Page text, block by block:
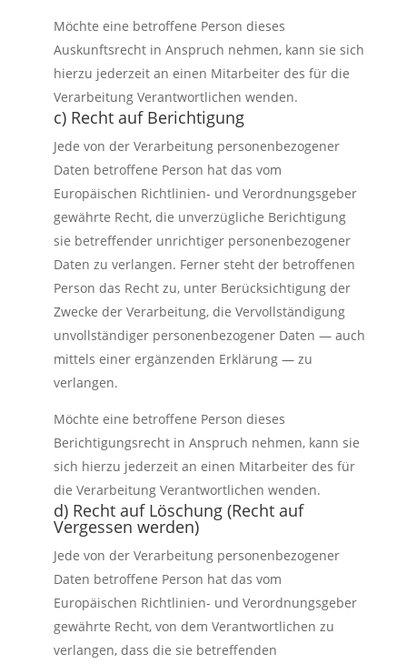
Möchte eine betroffene Person dieses
Auskunftsrecht in Anspruch nehmen, kann sie sich
hierzu jederzeit an einen Mitarbeiter des für die
Verarbeitung Verantwortlichen wenden.
c) Recht auf Berichtigung
Jede von der Verarbeitung personenbezogener
Daten betroffene Person hat das vom
Europäischen Richtlinien- und Verordnungsgeber
gewährte Recht, die unverzügliche Berichtigung
sie betreffender unrichtiger personenbezogener
Daten zu verlangen. Ferner steht der betroffenen
Person das Recht zu, unter Berücksichtigung der
Zwecke der Verarbeitung, die Vervollständigung
unvollständiger personenbezogener Daten — auch
mittels einer ergänzenden Erklärung — zu
verlangen.
Möchte eine betroffene Person dieses
Berichtigungsrecht in Anspruch nehmen, kann sie
sich hierzu jederzeit an einen Mitarbeiter des für
die Verarbeitung Verantwortlichen wenden.
d) Recht auf Löschung (Recht auf
Vergessen werden)
Jede von der Verarbeitung personenbezogener
Daten betroffene Person hat das vom
Europäischen Richtlinien- und Verordnungsgeber
gewährte Recht, von dem Verantwortlichen zu
verlangen, dass die sie betreffenden